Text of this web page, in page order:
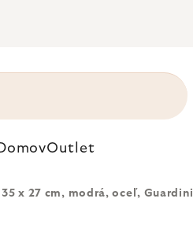
Outlet
x 27 cm, modrá, oceľ, Guardini